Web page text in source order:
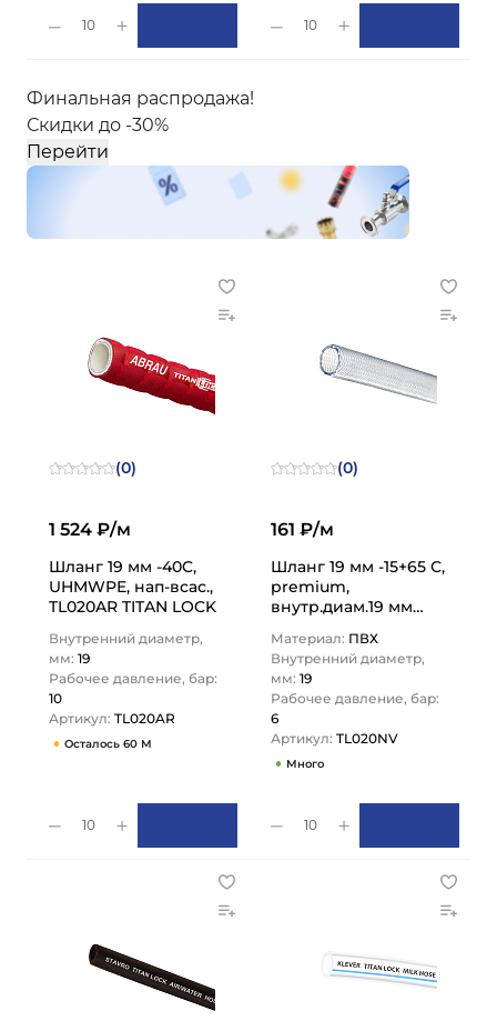
10 10
Финальная распродажа!
Скидки до -30%
Перейти
(0)
1 524 ₽/м
Шланг 19 мм -40C,
UHMWPE, нап-всас.,
TL020AR TITAN LOCK
Внутренний диаметр,
мм: 19
Рабочее давление, бар:
10
Артикул: TL020AR
Осталось 60 М
10
(0)
161 ₽/м
Шланг 19 мм -15+65 С,
premium,
внутр.диам.19 мм
Материал: ПВХ
Внутренний диаметр,
мм: 19
Рабочее давление, бар:
6
Артикул: TL020NV
Много
10